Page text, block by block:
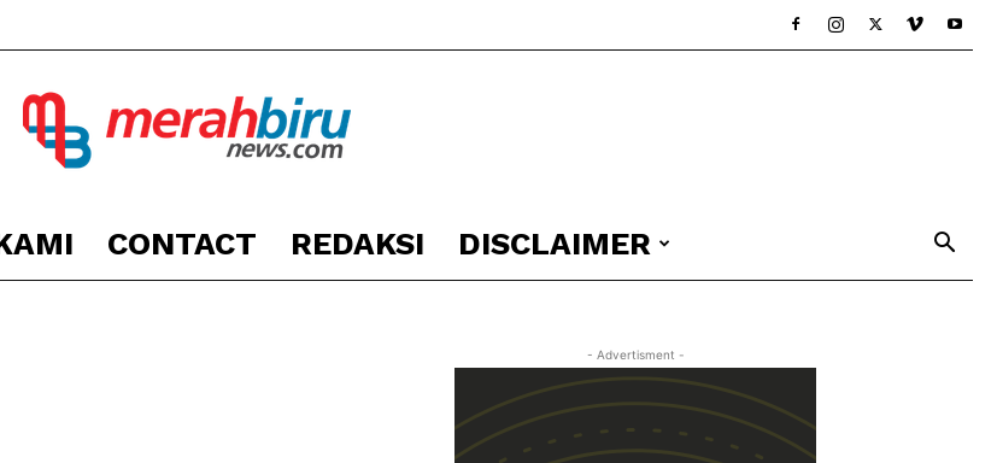
Berita
CONTACT REDAKSI DISCLAIMER
- Advertisment -